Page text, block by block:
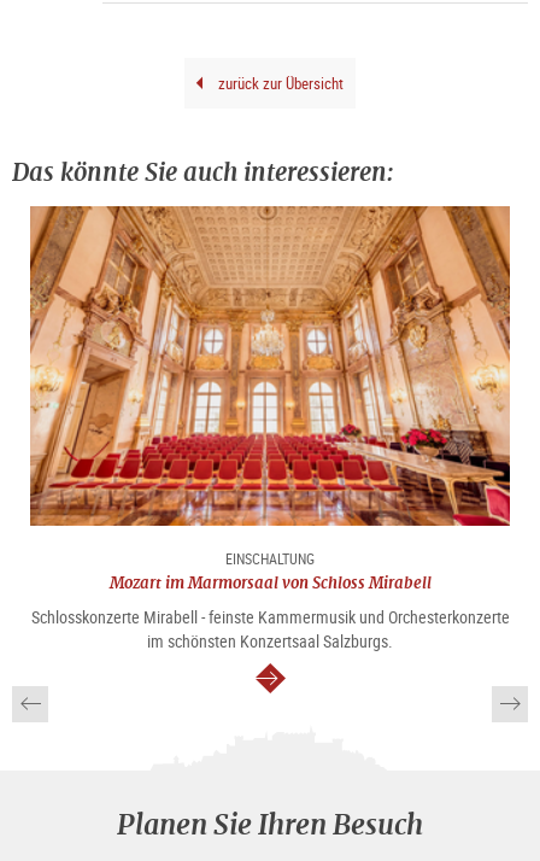
Foto
zurück zur Übersicht
Das könnte Sie auch interessieren:
EINSCHALTUNG
Mozart im Marmorsaal von Schloss Mirabell
Schlosskonzerte Mirabell - feinste Kammermusik und Orchesterkonzerte
im schönsten Konzertsaal Salzburgs.
weiter
Planen Sie Ihren Besuch